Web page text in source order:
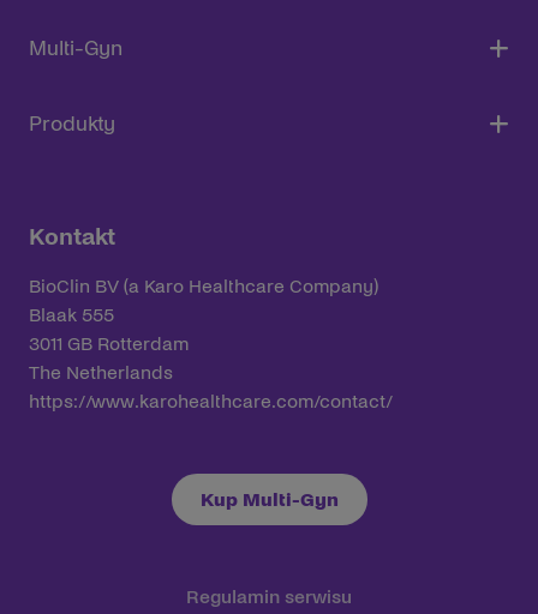
Multi-Gyn
Produkty
Kontakt
BioClin BV (a Karo Healthcare Company)
Blaak 555
3011 GB Rotterdam
The Netherlands
https://www.karohealthcare.com/contact/
Kup Multi-Gyn
Regulamin serwisu